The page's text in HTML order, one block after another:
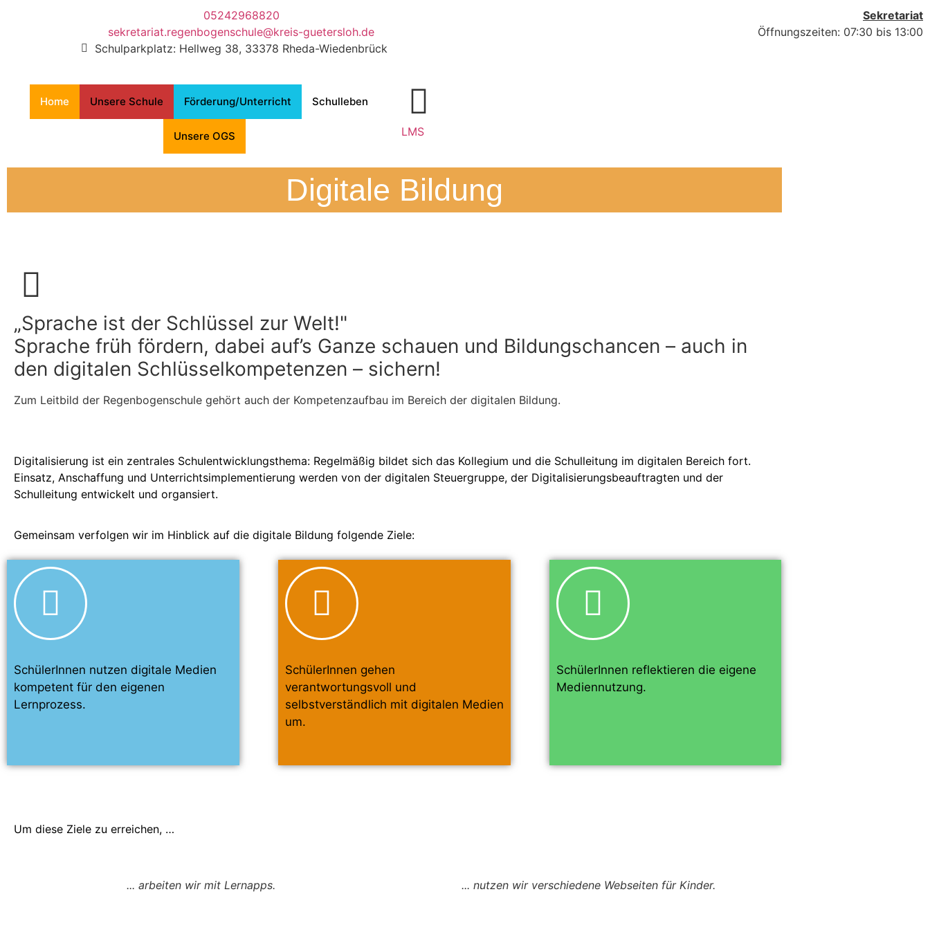
05242968820
sekretariat.regenbogenschule@kreis-guetersloh.de
Schulparkplatz: Hellweg 38, 33378 Rheda-Wiedenbrück
Sekretariat
Öffnungszeiten: 07:30 bis 13:00
Home Unsere Schule Förderung/Unterricht Schulleben
Unsere OGS LMS
Digitale Bildung
„Sprache ist der Schlüssel zur Welt!"
Sprache früh fördern, dabei auf’s Ganze schauen und Bildungschancen – auch in
den digitalen Schlüsselkompetenzen – sichern!
Zum Leitbild der Regenbogenschule gehört auch der Kompetenzaufbau im Bereich der digitalen Bildung.
Digitalisierung ist ein zentrales Schulentwicklungsthema: Regelmäßig bildet sich das Kollegium und die Schulleitung im digitalen Bereich fort.
Einsatz, Anschaffung und Unterrichtsimplementierung werden von der digitalen Steuergruppe, der Digitalisierungsbeauftragten und der
Schulleitung entwickelt und organsiert.
Gemeinsam verfolgen wir im Hinblick auf die digitale Bildung folgende Ziele:
SchülerInnen nutzen digitale Medien
kompetent für den eigenen
Lernprozess.
SchülerInnen gehen
verantwortungsvoll und
selbstverständlich mit digitalen Medien
um.
SchülerInnen reflektieren die eigene
Mediennutzung.
Um diese Ziele zu erreichen, …
... arbeiten wir mit Lernapps. ... nutzen wir verschiedene Webseiten für Kinder.